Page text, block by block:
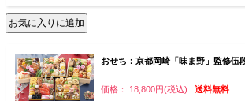
おせち：京都岡崎「味ま野」監修伍
価格： 18,800円(税込) 送料無料